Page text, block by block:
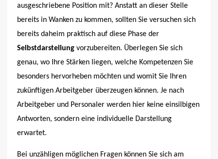
ausgeschriebene Position mit? Anstatt an dieser Stelle
bereits in Wanken zu kommen, sollten Sie versuchen sich
bereits daheim praktisch auf diese Phase der
Selbstdarstellung vorzubereiten. Überlegen Sie sich
genau, wo Ihre Stärken liegen, welche Kompetenzen Sie
besonders hervorheben möchten und womit Sie Ihren
zukünftigen Arbeitgeber überzeugen können. Je nach
Arbeitgeber und Personaler werden hier keine einsilbigen
Antworten, sondern eine individuelle Darstellung
erwartet.
Bei unzähligen möglichen Fragen können Sie sich am